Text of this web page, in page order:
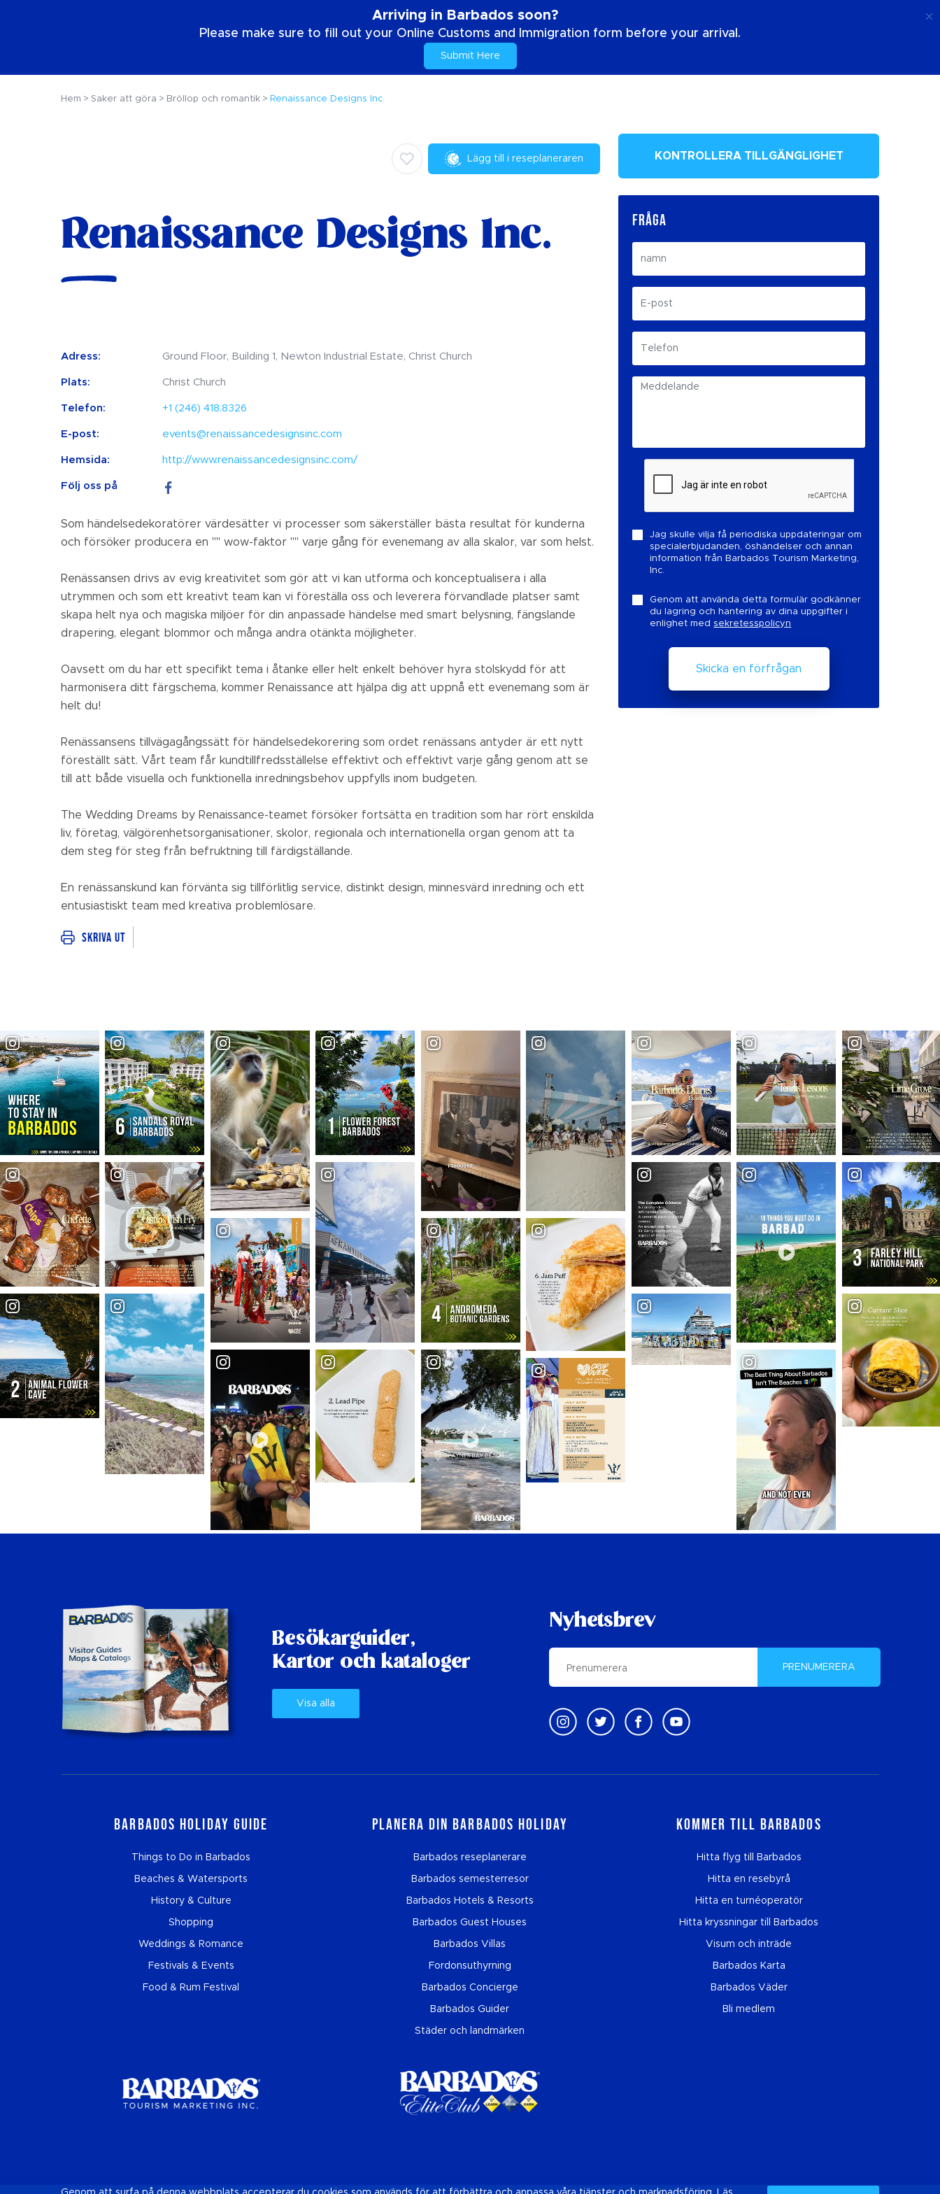
Arriving in Barbados soon?
Please make sure to fill out your Online Customs and Immigration form before your arrival.
Submit Here
Hem Saker att göra Bröllop och romantik Renaissance Designs Inc.
Lägg till i reseplaneraren
Renaissance Designs Inc.
Adress: Ground Floor, Building 1, Newton Industrial Estate, Christ Church
Plats: Christ Church
Telefon: +1 (246) 418.8326
E-post: events@renaissancedesignsinc.com
Hemsida: http://www.renaissancedesignsinc.com/
Följ oss på
Som händelsedekoratörer värdesätter vi processer som säkerställer bästa resultat för kunderna
och försöker producera en "" wow-faktor "" varje gång för evenemang av alla skalor, var som helst.
Renässansen drivs av evig kreativitet som gör att vi kan utforma och konceptualisera i alla
utrymmen och som ett kreativt team kan vi föreställa oss och leverera förvandlade platser samt
skapa helt nya och magiska miljöer för din anpassade händelse med smart belysning, fängslande
drapering, elegant blommor och många andra otänkta möjligheter.
Oavsett om du har ett specifikt tema i åtanke eller helt enkelt behöver hyra stolskydd för att
harmonisera ditt färgschema, kommer Renaissance att hjälpa dig att uppnå ett evenemang som är
helt du!
Renässansens tillvägagångssätt för händelsedekorering som ordet renässans antyder är ett nytt
föreställt sätt. Vårt team får kundtillfredsställelse effektivt och effektivt varje gång genom att se
till att både visuella och funktionella inredningsbehov uppfylls inom budgeten.
The Wedding Dreams by Renaissance-teamet försöker fortsätta en tradition som har rört enskilda
liv, företag, välgörenhetsorganisationer, skolor, regionala och internationella organ genom att ta
dem steg för steg från befruktning till färdigställande.
En renässanskund kan förvänta sig tillförlitlig service, distinkt design, minnesvärd inredning och ett
entusiastiskt team med kreativa problemlösare.
Skriva ut
KONTROLLERA TILLGÄNGLIGHET
FRÅGA
Jag skulle vilja få periodiska uppdateringar om
specialerbjudanden, öshändelser och annan
information från Barbados Tourism Marketing,
Inc.
Genom att använda detta formulär godkänner
du lagring och hantering av dina uppgifter i
enlighet medsekretesspolicyn
Besökarguider,
Kartor och kataloger
Visa alla
Nyhetsbrev
PRENUMERERA
Barbados Holiday Guide
Things to Do in Barbados
Beaches & Watersports
History & Culture
Shopping
Weddings & Romance
Festivals & Events
Food & Rum Festival
Planera din Barbados Holiday
Barbados reseplanerare
Barbados semesterresor
Barbados Hotels & Resorts
Barbados Guest Houses
Barbados Villas
Fordonsuthyrning
Barbados Concierge
Barbados Guider
Städer och landmärken
Kommer till Barbados
Hitta flyg till Barbados
Hitta en resebyrå
Hitta en turnéoperatör
Hitta kryssningar till Barbados
Visum och inträde
Barbados Karta
Barbados Väder
Bli medlem